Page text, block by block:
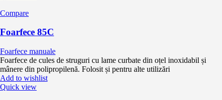
Compare
Foarfece 85C
Foarfece manuale
Foarfece de cules de struguri cu lame curbate din oțel inoxidabil și
mânere din polipropilenă. Folosit și pentru alte utilizări
Add to wishlist
Quick view